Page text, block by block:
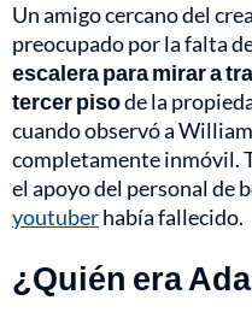
Un amigo cercano del
preocupado por la falta
escalera para mirar a
tercer pisode la
cuando observó a
completamente inmóvil.
el apoyo del personal de
youtuberhabía fallecido.
¿Quién era